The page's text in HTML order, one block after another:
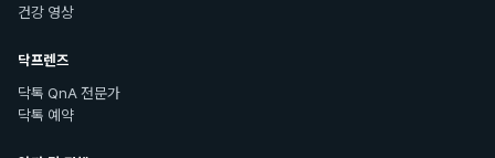
건강 영상
닥프렌즈
닥톡 QnA 전문가
닥톡 예약